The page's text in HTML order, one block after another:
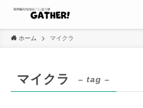
ホーム マイクラ
マイクラ – tag –